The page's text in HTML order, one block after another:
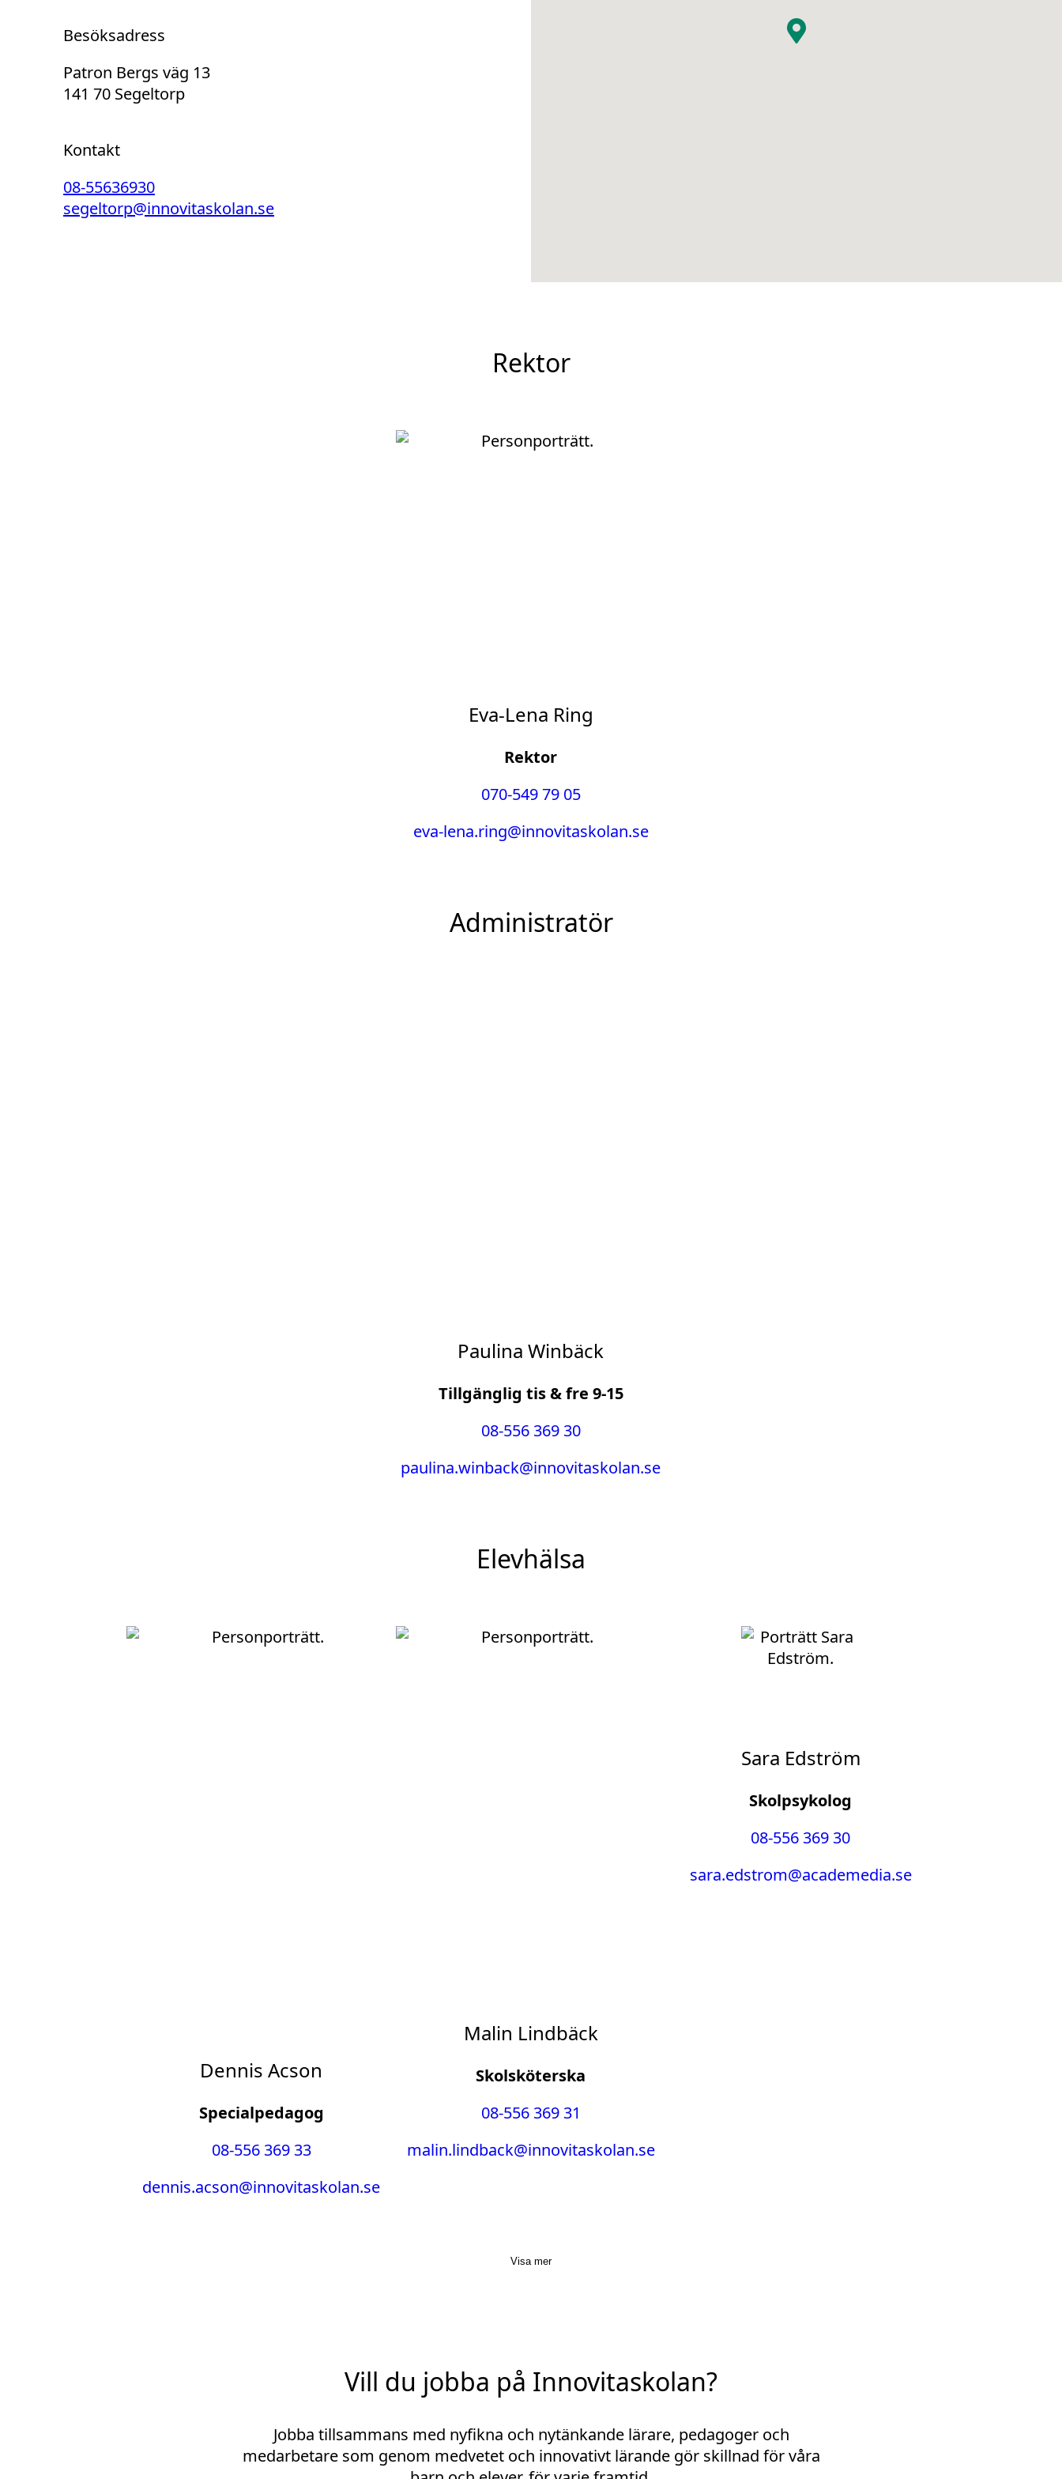
Besöksadress
Patron Bergs väg 13
141 70 Segeltorp
Kontakt
08-55636930
segeltorp@innovitaskolan.se
Rektor
Eva-Lena Ring
Rektor
070-549 79 05
eva-lena.ring@innovitaskolan.se
Administratör
Paulina Winbäck
Tillgänglig tis & fre 9-15
08-556 369 30
paulina.winback@innovitaskolan.se
Elevhälsa
Dennis Acson
Specialpedagog
08-556 369 33
dennis.acson@innovitaskolan.se
Malin Lindbäck
Skolsköterska
08-556 369 31
malin.lindback@innovitaskolan.se
Sara Edström
Skolpsykolog
08-556 369 30
sara.edstrom@academedia.se
Visa mer
Vill du jobba på Innovitaskolan?
Jobba tillsammans med nyfikna och nytänkande lärare, pedagoger och
medarbetare som genom medvetet och innovativt lärande gör skillnad för våra